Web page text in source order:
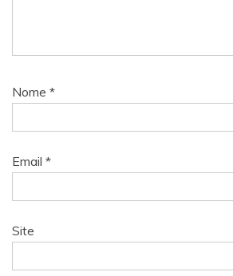
Nome *
Email *
Site